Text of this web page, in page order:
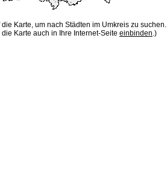
die Karte, um nach Städten im Umkreis zu suchen.
Karte auch in Ihre Internet-Seite einbinden.)